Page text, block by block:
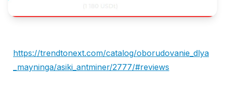
https://trendtonext.com/catalog/oborudovanie_dlya
_mayninga/asiki_antminer/2777/#reviews